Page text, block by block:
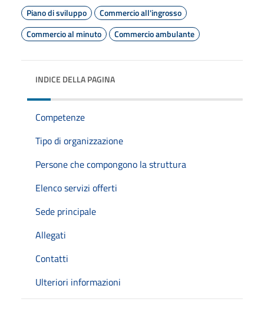
Piano di sviluppo
Commercio all'ingrosso
Commercio al minuto
Commercio ambulante
INDICE DELLA PAGINA
Competenze
Tipo di organizzazione
Persone che compongono la struttura
Elenco servizi offerti
Sede principale
Allegati
Contatti
Ulteriori informazioni